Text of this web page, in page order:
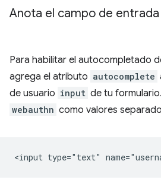
Anota el campo de
Para habilitar el autocompletado
agrega el atributo autocomplete
de usuario input de tu
webauthn como valores